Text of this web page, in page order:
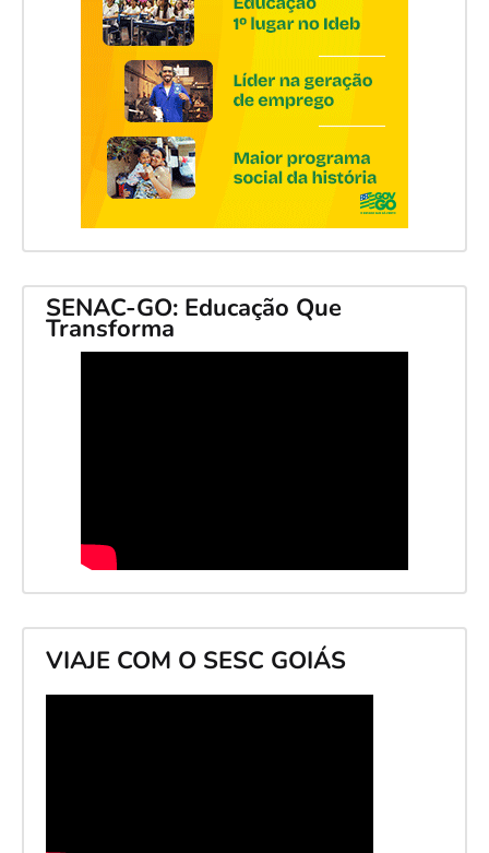
SENAC-GO: Educação Que
Transforma
VIAJE COM O SESC GOIÁS